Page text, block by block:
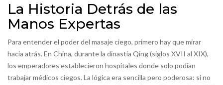
La Historia Detrás de las
Manos Expertas
Para entender el poder del masaje ciego, primero hay que mirar
hacia atrás. En China, durante la dinastía Qing (siglos XVII al XIX),
los emperadores establecieron hospitales donde solo podían
trabajar médicos ciegos. La lógica era sencilla pero poderosa: si no